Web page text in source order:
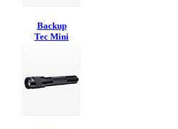
Backup
Tec Mini